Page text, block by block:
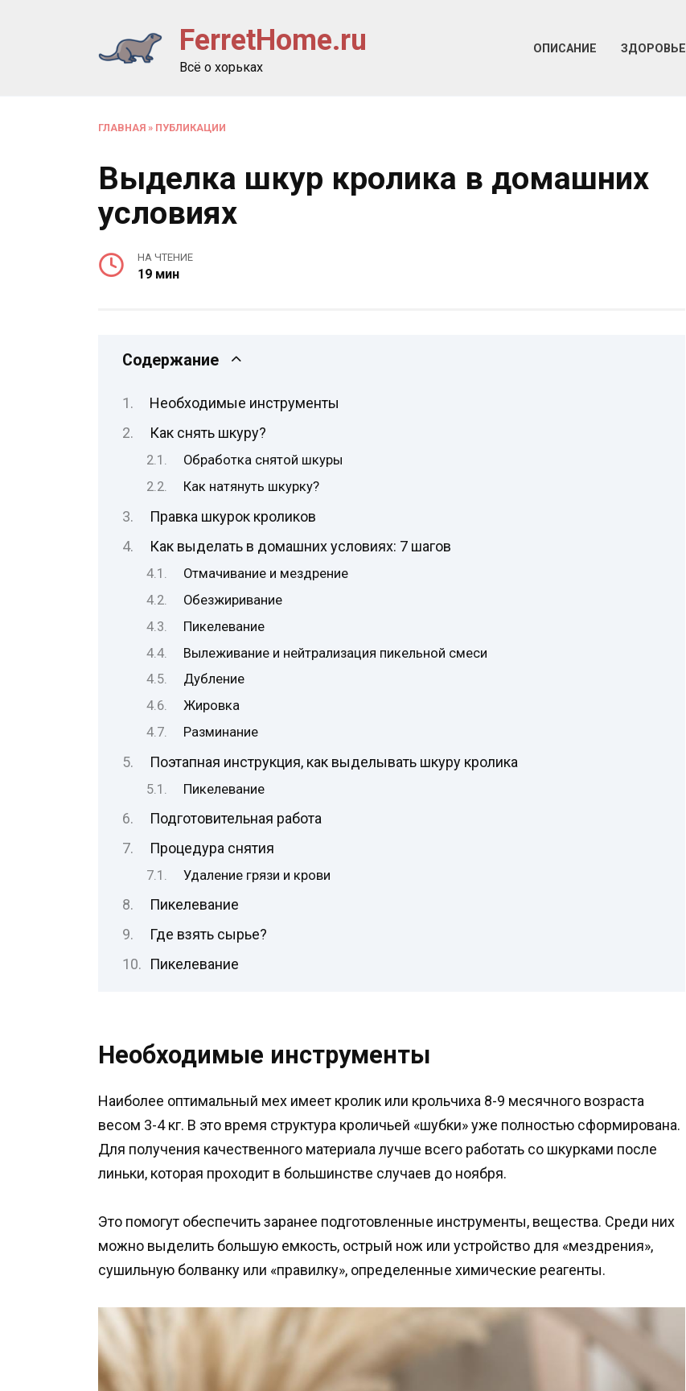
FerretHome.ru
Всё о хорьках
ОПИСАНИЕ ЗДОРОВЬЕ
ГЛАВНАЯ » ПУБЛИКАЦИИ
Выделка шкур кролика в домашних
условиях
НА ЧТЕНИЕ
19 мин
Содержание
Необходимые инструменты
Как снять шкуру?
Обработка снятой шкуры
Как натянуть шкурку?
Правка шкурок кроликов
Как выделать в домашних условиях: 7 шагов
Отмачивание и мездрение
Обезжиривание
Пикелевание
Вылеживание и нейтрализация пикельной смеси
Дубление
Жировка
Разминание
Поэтапная инструкция, как выделывать шкуру кролика
Пикелевание
Подготовительная работа
Процедура снятия
Удаление грязи и крови
Пикелевание
Где взять сырье?
Пикелевание
Необходимые инструменты
Наиболее оптимальный мех имеет кролик или крольчиха 8-9 месячного возраста
весом 3-4 кг. В это время структура кроличьей «шубки» уже полностью сформирована.
Для получения качественного материала лучше всего работать со шкурками после
линьки, которая проходит в большинстве случаев до ноября.
Это помогут обеспечить заранее подготовленные инструменты, вещества. Среди них
можно выделить большую емкость, острый нож или устройство для «мездрения»,
сушильную болванку или «правилку», определенные химические реагенты.